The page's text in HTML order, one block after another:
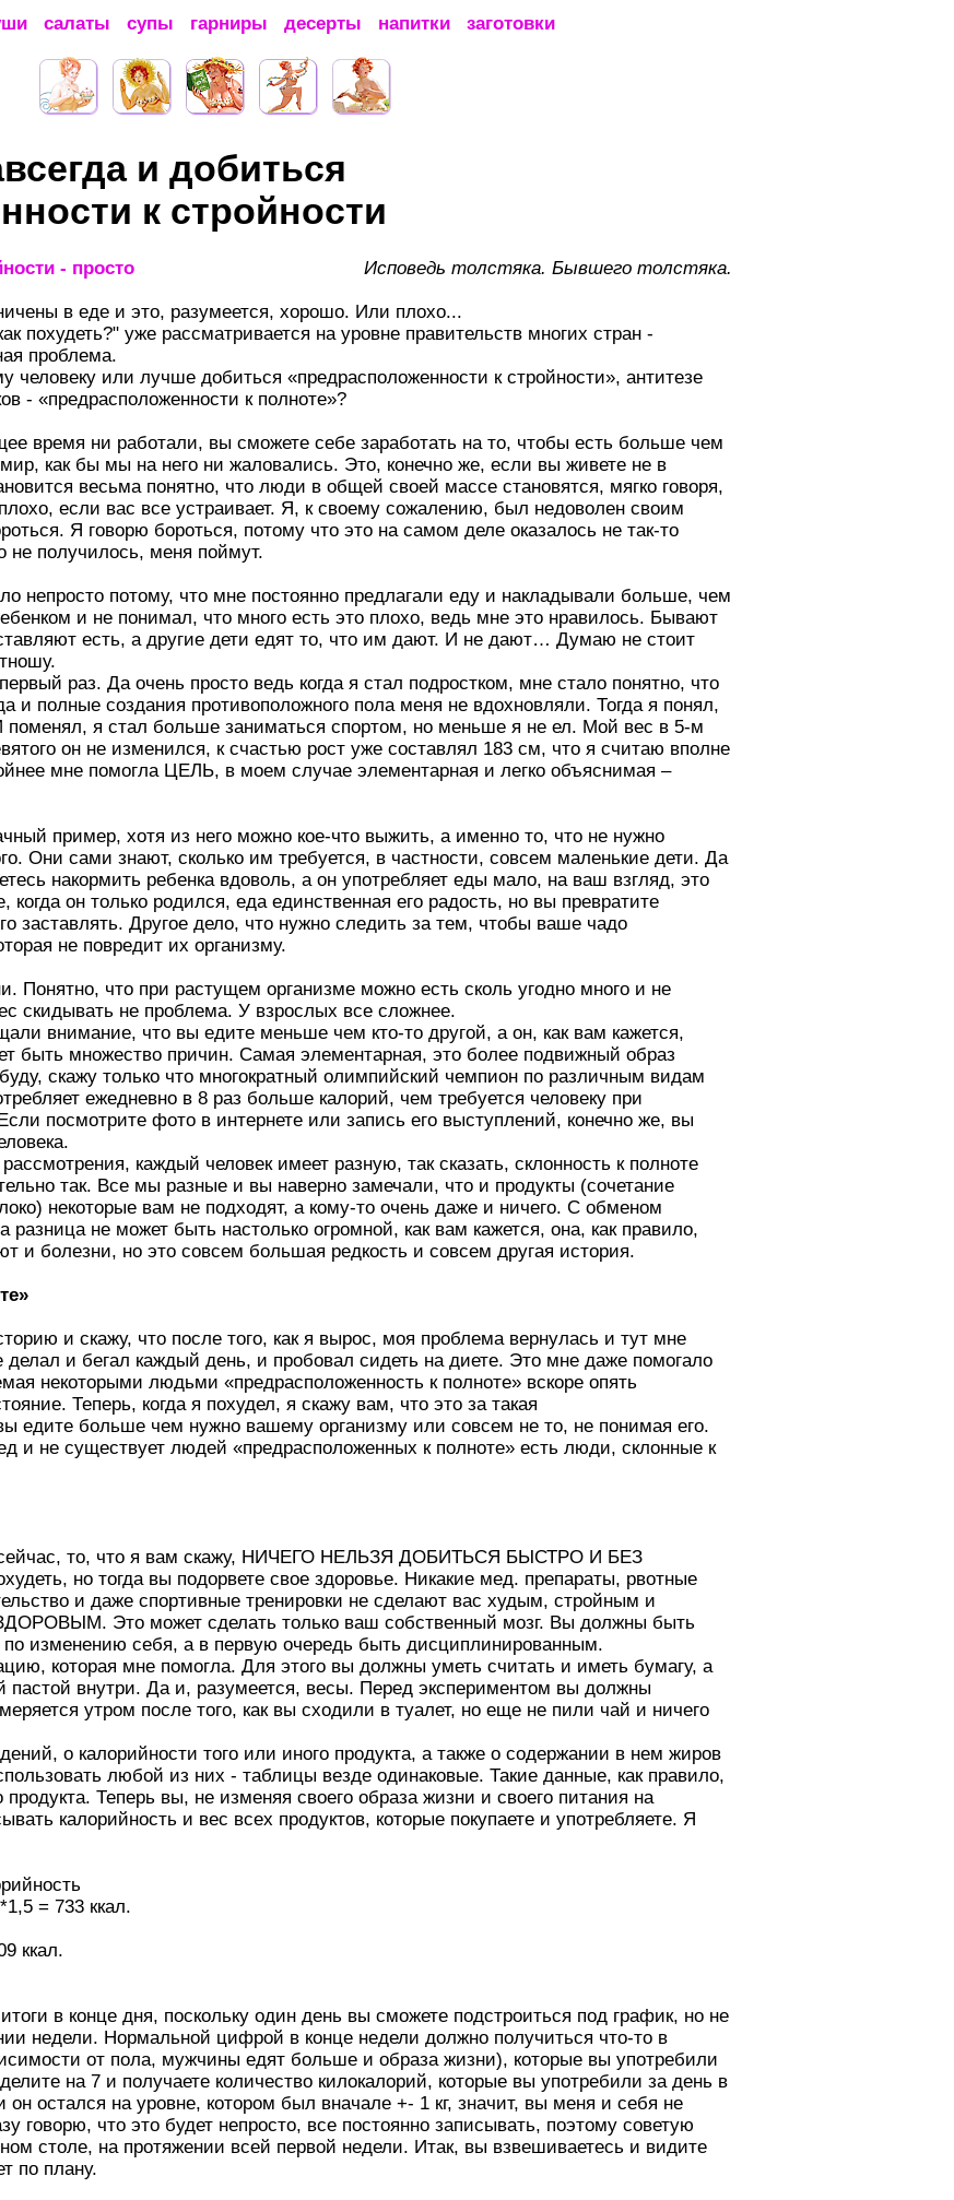
салаты супы гарниры десерты напитки заготовки
и добиться
к стройности
Исповедь толстяка. Бывшего толстяка.
в еде и это, разумеется, хорошо. Или плохо...
похудеть?" уже рассматривается на уровне правительств многих стран -
проблема.
человеку или лучше добиться «предрасположенности к стройности», антитезе
- «предрасположенности к полноте»?
время ни работали, вы сможете себе заработать на то, чтобы есть больше чем
как бы мы на него ни жаловались. Это, конечно же, если вы живете не в
весьма понятно, что люди в общей своей массе становятся, мягко говоря,
если вас все устраивает. Я, к своему сожалению, был недоволен своим
Я говорю бороться, потому что это на самом деле оказалось не так-то
не получилось, меня поймут.
непросто потому, что мне постоянно предлагали еду и накладывали больше, чем
и не понимал, что много есть это плохо, ведь мне это нравилось. Бывают
есть, а другие дети едят то, что им дают. И не дают… Думаю не стоит
раз. Да очень просто ведь когда я стал подростком, мне стало понятно, что
и полные создания противоположного пола меня не вдохновляли. Тогда я понял,
поменял, я стал больше заниматься спортом, но меньше я не ел. Мой вес в 5-м
он не изменился, к счастью рост уже составлял 183 см, что я считаю вполне
мне помогла ЦЕЛЬ, в моем случае элементарная и легко объяснимая –
пример, хотя из него можно кое-что выжить, а именно то, что не нужно
Они сами знают, сколько им требуется, в частности, совсем маленькие дети. Да
накормить ребенка вдоволь, а он употребляет еды мало, на ваш взгляд, это
когда он только родился, еда единственная его радость, но вы превратите
заставлять. Другое дело, что нужно следить за тем, чтобы ваше чадо
не повредит их организму.
Понятно, что при растущем организме можно есть сколь угодно много и не
скидывать не проблема. У взрослых все сложнее.
внимание, что вы едите меньше чем кто-то другой, а он, как вам кажется,
быть множество причин. Самая элементарная, это более подвижный образ
скажу только что многократный олимпийский чемпион по различным видам
ежедневно в 8 раз больше калорий, чем требуется человеку при
посмотрите фото в интернете или запись его выступлений, конечно же, вы
каждый человек имеет разную, так сказать, склонность к полноте
так. Все мы разные и вы наверно замечали, что и продукты (сочетание
некоторые вам не подходят, а кому-то очень даже и ничего. С обменом
разница не может быть настолько огромной, как вам кажется, она, как правило,
и болезни, но это совсем большая редкость и совсем другая история.
и скажу, что после того, как я вырос, моя проблема вернулась и тут мне
и бегал каждый день, и пробовал сидеть на диете. Это мне даже помогало
некоторыми людьми «предрасположенность к полноте» вскоре опять
Теперь, когда я похудел, я скажу вам, что это за такая
едите больше чем нужно вашему организму или совсем не то, не понимая его.
и не существует людей «предрасположенных к полноте» есть люди, склонные к
сейчас, то, что я вам скажу, НИЧЕГО НЕЛЬЗЯ ДОБИТЬСЯ БЫСТРО И БЕЗ
но тогда вы подорвете свое здоровье. Никакие мед. препараты, рвотные
и даже спортивные тренировки не сделают вас худым, стройным и
Это может сделать только ваш собственный мозг. Вы должны быть
по изменению себя, а в первую очередь быть дисциплинированным.
которая мне помогла. Для этого вы должны уметь считать и иметь бумагу, а
внутри. Да и, разумеется, весы. Перед экспериментом вы должны
утром после того, как вы сходили в туалет, но еще не пили чай и ничего
о калорийности того или иного продукта, а также о содержании в нем жиров
любой из них - таблицы везде одинаковые. Такие данные, как правило,
продукта. Теперь вы, не изменяя своего образа жизни и своего питания на
калорийность и вес всех продуктов, которые покупаете и употребляете. Я
= 733 ккал.
ккал.
в конце дня, поскольку один день вы сможете подстроиться под график, но не
недели. Нормальной цифрой в конце недели должно получиться что-то в
от пола, мужчины едят больше и образа жизни), которые вы употребили
на 7 и получаете количество килокалорий, которые вы употребили за день в
остался на уровне, котором был вначале +- 1 кг, значит, вы меня и себя не
говорю, что это будет непросто, все постоянно записывать, поэтому советую
столе, на протяжении всей первой недели. Итак, вы взвешиваетесь и видите
по плану.